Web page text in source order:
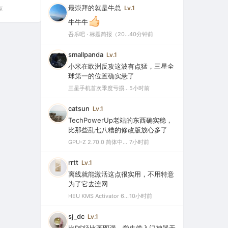
最崇拜的就是牛总 Lv.1
牛牛牛
吾乐吧 · 标题简报（2026-08-08）40分钟前
smallpanda Lv.1
小米在欧洲反攻这波有点猛，三星全
球第一的位置确实悬了
三星手机首次季度亏损，中国市场仅剩0.1%份额背后的三大败因 5小时前
catsun Lv.1
TechPowerUp老站的东西确实稳，
比那些乱七八糟的修改版放心多了
GPU-Z 2.70.0 简体中文汉化版（显卡测试专业的软件） 7小时前
rrtt Lv.1
离线就能激活这点很实用，不用特意
为了它去连网
HEU KMS Activator 64.0 简体中文版（支持激活最新版Windows/Office离线永久激活）10小时前
sj_dc Lv.1